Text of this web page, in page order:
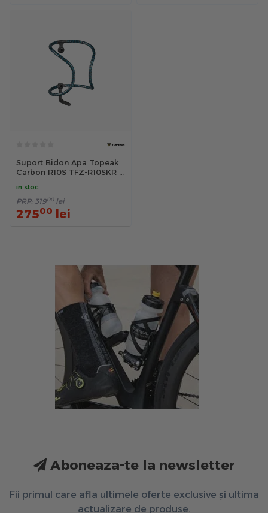
Suport Bidon Apa Topeak
Carbon R10S TFZ-R10SKR -
in stoc
PRP: 31900 lei
27500 lei
Aboneaza-te la newsletter
Fii primul care afla ultimele oferte exclusive și ultima
actualizare de produse.